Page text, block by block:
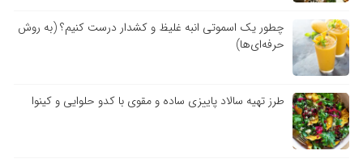
چطور یک اسموتی انبه غلیظ و کشدار درست کنیم؟ (به روش
حرفه‌ای‌ها)
طرز تهیه سالاد پاییزی ساده و مقوی با کدو حلوایی و کینوا